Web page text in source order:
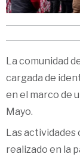
La comunidad
cargada de
en el marco de
Mayo.
Las
realizado en la